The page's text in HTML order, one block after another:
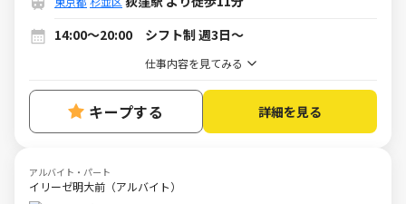
14:00～20:00 シフト制 週3日～
仕事内容を見てみる
キープする 詳細を見る
アルバイト・パート
イリーゼ明大前（アルバイト）